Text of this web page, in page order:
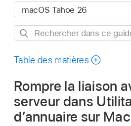
Rechercher
ce
Table des matières
Rompre la liaison
serveur dans
d’annuaire sur Mac